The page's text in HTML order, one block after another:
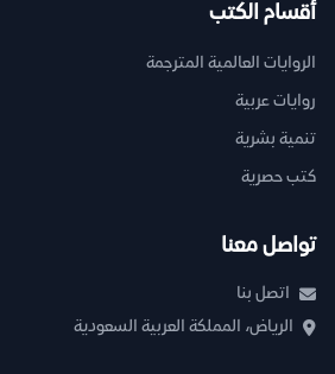
أقسام الكتب
الروايات العالمية المترجمة
روايات عربية
تنمية بشرية
كتب حصرية
تواصل معنا
اتصل بنا
الرياض، المملكة العربية السعودية